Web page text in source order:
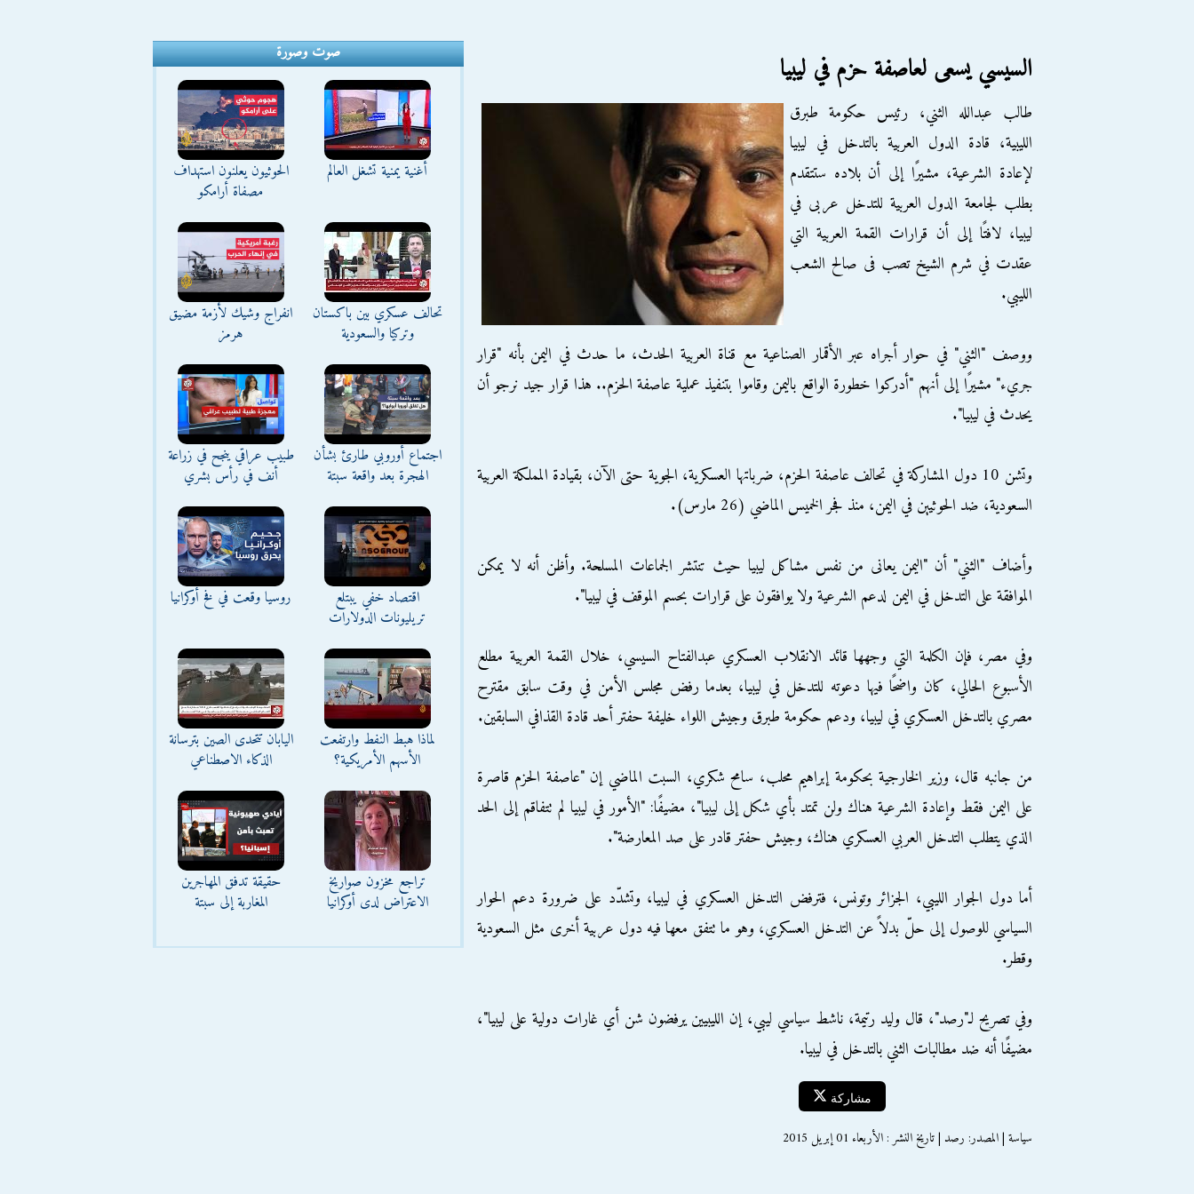
السيسي يسعى لعاصفة حزم في ليبيا
طالب عبدالله الثني، رئيس حكومة طبرق
الليبية، قادة الدول العربية بالتدخل في ليبيا
لإعادة الشرعية، مشيرًا إلى أن بلاده ستتقدم
بطلب لجامعة الدول العربية للتدخل عربى في
ليبيا، لافتًا إلى أن قرارات القمة العربية التي
عقدت في شرم الشيخ تصب فى صالح الشعب
الليبي.
ووصف "الثني" في حوار أجراه عبر الأقمار الصناعية مع قناة العربية الحدث، ما حدث في اليمن بأنه "قرار
جريء" مشيرًا إلى أنهم "أدركوا خطورة الواقع باليمن وقاموا بتنفيذ عملية عاصفة الحزم.. هذا قرار جيد نرجو أن
يحدث في ليبيا".
وتشن 10 دول المشاركة في تحالف عاصفة الحزم، ضرباتها العسكرية، الجوية حتى الآن، بقيادة المملكة العربية
السعودية، ضد الحوثيين في اليمن، منذ فجر الخميس الماضي (26 مارس).
وأضاف "الثني" أن "اليمن يعانى من نفس مشاكل ليبيا حيث تنتشر الجماعات المسلحة. وأظن أنه لا يمكن
الموافقة على التدخل في اليمن لدعم الشرعية ولا يوافقون على قرارات بحسم الموقف في ليبيا".
وفي مصر، فإن الكلمة التي وجهها قائد الانقلاب العسكري عبدالفتاح السيسي، خلال القمة العربية مطلع
الأسبوع الحالي، كان واضحًا فيها دعوته للتدخل في ليبيا، بعدما رفض مجلس الأمن في وقت سابق مقترح
مصري بالتدخل العسكري في ليبيا، ودعم حكومة طبرق وجيش اللواء خليفة حفتر أحد قادة القذافي السابقين.
من جانبه قال، وزير الخارجية بحكومة إبراهيم محلب، سامح شكري، السبت الماضي إن "عاصفة الحزم قاصرة
على اليمن فقط وإعادة الشرعية هناك ولن تمتد بأي شكل إلى ليبيا"، مضيفًا: "الأمور في ليبيا لم تتفاقم إلى الحد
الذي يتطلب التدخل العربي العسكري هناك، وجيش حفتر قادر على صد المعارضة".
أما دول الجوار الليبي، الجزائر وتونس، فترفض التدخل العسكري في ليبيا، وتشدّد على ضرورة دعم الحوار
السياسي للوصول إلى حلّ بدلاً عن التدخل العسكري، وهو ما تتفق معها فيه دول عربية أخرى مثل السعودية
وقطر.
وفي تصريح لـ"رصد"، قال وليد رتيمة، ناشط سياسي ليبي، إن الليبيين يرفضون شن أي غارات دولية على ليبيا"،
مضيفًا أنه ضد مطالبات الثني بالتدخل في ليبيا.
مشاركة
سياسة | المصدر: رصد | تاريخ النشر : الأربعاء 01 إبريل 2015
صوت وصورة
أغنية يمنية تشغل العالم
الحوثيون يعلنون استهداف
مصفاة أرامكو
تحالف عسكري بين باكستان
وتركيا والسعودية
انفراج وشيك لأزمة مضيق
هرمز
اجتماع أوروبي طارئ بشأن
الهجرة بعد واقعة سبتة
طبيب عراقي ينجح في زراعة
أنف في رأس بشري
اقتصاد خفي يبتلع
تريليونات الدولارات
روسيا وقعت في فخ أوكرانيا
لماذا هبط النفط وارتفعت
الأسهم الأمريكية؟
اليابان تتحدى الصين بترسانة
الذكاء الاصطناعي
تراجع مخزون صواريخ
الاعتراض لدى أوكرانيا
حقيقة تدفق المهاجرين
المغاربة إلى سبتة